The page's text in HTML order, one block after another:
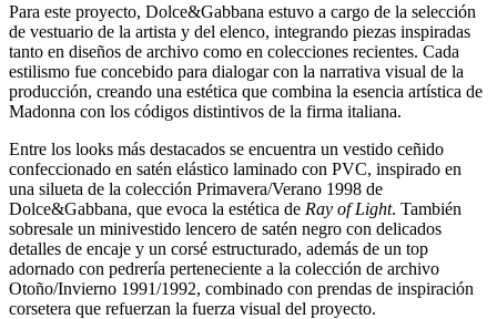
Para este proyecto, Dolce&Gabbana estuvo a cargo de la selección
de vestuario de la artista y del elenco, integrando piezas inspiradas
tanto en diseños de archivo como en colecciones recientes. Cada
estilismo fue concebido para dialogar con la narrativa visual de la
producción, creando una estética que combina la esencia artística de
Madonna con los códigos distintivos de la firma italiana.
Entre los looks más destacados se encuentra un vestido ceñido
confeccionado en satén elástico laminado con PVC, inspirado en
una silueta de la colección Primavera/Verano 1998 de
Dolce&Gabbana, que evoca la estética de Ray of Light. También
sobresale un minivestido lencero de satén negro con delicados
detalles de encaje y un corsé estructurado, además de un top
adornado con pedrería perteneciente a la colección de archivo
Otoño/Invierno 1991/1992, combinado con prendas de inspiración
corsetera que refuerzan la fuerza visual del proyecto.